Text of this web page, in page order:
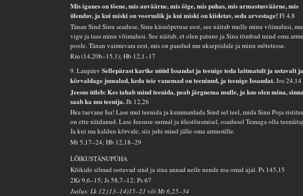
Mis iganes on tõene, mis auväärne, mis õige, mis puhas, mis armastusväärne, mis
ülendav, ja kui miski on vooruslik ja kui miski on kiidetav, seda arvestage!Fl 4,8
Tänan Sind Sinu seaduse, Sinu käsuõpetuse eest, see näitab mulle minu võimalusi, mu
vigu ja taas minu võimalusi. See näitab, et olen patune ja Sina tõmbad mind oma armu
poole. Tänan vaimuvara eest, mis on pandud mu uksepiidale ja minu mõtetesse.
Rm (14,20b–15,1); Hb 12,1–17
9. LaupäevSellepärast kartke nüüd Issandat ja teenige teda laitmatult ja ustavalt ja
kõrvaldage jumalad, keda teie vanemad on teeninud, ja teenige Issandat.Jos 24,14
Jeesus ütleb: Kes tahab mind teenida, peab järgnema mulle, ja kus olen mina, sinna
saab ka mu teenija.Jh 12,26
Hea taevane Isa! Lase mul teenida ja kummardada Sind sel teel, mida Sinu Poja ristitee
on ette näidanud. Lase Jeesuse surmal ja ülestõusmisel, osadusel Temaga olla
Ja kui ma kaldun kõrvale, siis juhi mind jälle oma armusülle.
Mt 5,17–24; Hb 12,18–29
LÕIKUSTÄNUPÜHA
Kõikide silmad ootavad sind ja sina annad neile nende roa omal ajal.Ps 145,15
2Kr 9,6–15; Js 58,7–12; Ps 67
Jutlus: Lk 12,(13–14)15–21 või Mt 6,25–34